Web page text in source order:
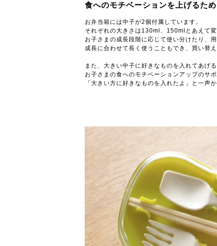
食へのモチベーションを上げるため
お弁当箱には中子が2個付属しています。
それぞれの大きさは130ml、150mlとあえて
お子さまの成長段階に応じて使い分けたり、
成長に合わせて長く使うこともでき、買い替
また、大きい中子に好きなものを入れてあげ
お子さまの食へのモチベーションアップのサ
「大きい方に好きなものを入れたよ」と一声